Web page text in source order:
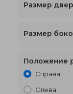
2300 x
Размер
Размер
Положение
Справа
Слева